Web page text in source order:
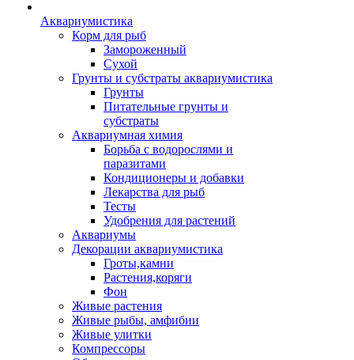
Аквариумистика
Корм для рыб
Замороженный
Сухой
Грунты и субстраты аквариумистика
Грунты
Питательные грунты и
субстраты
Аквариумная химия
Борьба с водорослями и
паразитами
Кондиционеры и добавки
Лекарства для рыб
Тесты
Удобрения для растений
Аквариумы
Декорации аквариумистика
Гроты,камни
Растения,коряги
Фон
Живые растения
Живые рыбы, амфибии
Живые улитки
Компрессоры